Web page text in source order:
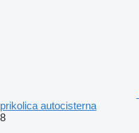
prikolica autocisterna
8